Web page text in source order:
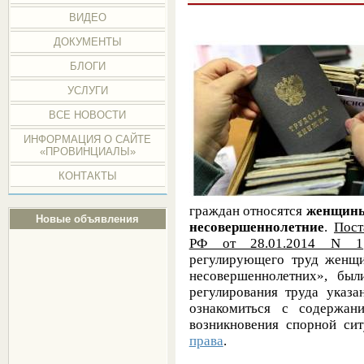
ВИДЕО
ДОКУМЕНТЫ
БЛОГИ
УСЛУГИ
ВСЕ НОВОСТИ
ИНФОРМАЦИЯ О САЙТЕ
«ПРОВИНЦИАЛЫ»
КОНТАКТЫ
Новые объявления
граждан относятся
несовершеннолетние.
РФ от 28.01.2014 N 1
регулирующего труд
несовершеннолетних»,
регулирования труда
ознакомиться с
возникновения спорной
права.